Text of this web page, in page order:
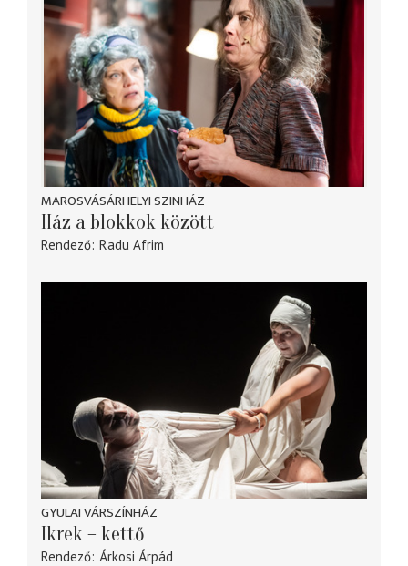
MAROSVÁSÁRHELYI SZINHÁZ
Ház a blokkok között
Rendező Radu Afrim
GYULAI VÁRSZÍNHÁZ
Ikrek – kettő
Rendező Árkosi Árpád